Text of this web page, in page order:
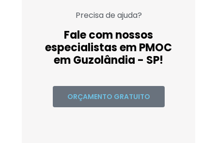
Precisa de ajuda?
Fale com nossos
especialistas em PMOC
em Guzolândia - SP!
ORÇAMENTO GRATUITO